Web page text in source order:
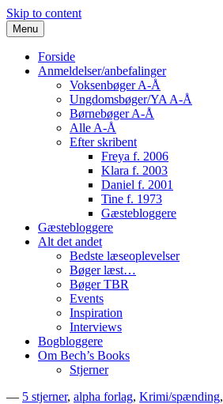
Skip to content
Menu
Forside
Anmeldelser/anbefalinger
Voksenbøger A-Å
Ungdomsbøger/YA A-Å
Børnebøger A-Å
Alle A-Å
Efter skribent
Freya f. 2006
Klara f. 2003
Daniel f. 2001
Tine f. 1973
Gæstebloggere
Gæstebloggere
Alt det andet
Bedste læseoplevelser
Bøger læst…
Bøger TBR
Events
Inspiration
Interviews
Bogbloggere
Om Bech’s Books
Stjerner
— 5 stjerner, alpha forlag, Krimi/spænding,